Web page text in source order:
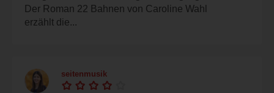
Der Roman 22 Bahnen von Caroline Wahl
erzählt die...
seitenmusik